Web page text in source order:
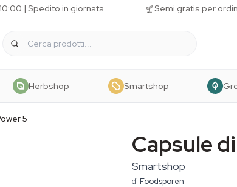
| Spedito in giornata Semi gratis per
Herbshop Smartshop
5
Capsule
Smartshop
di Foodsporen